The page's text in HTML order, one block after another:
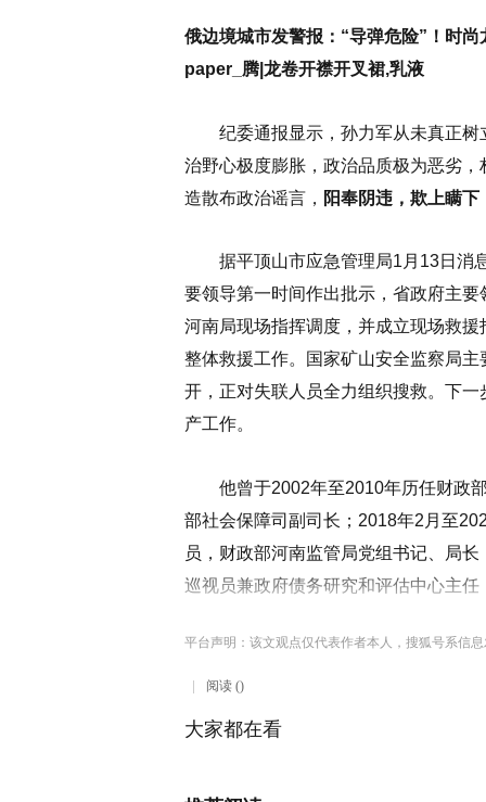
俄边境城市发警报：“导弹危险”！时
paper_腾|龙卷开襟开叉裙,乳液
纪委通报显示，孙力军从未真正树
治野心极度膨胀，政治品质极为恶劣
造散布政治谣言， 阳奉阴违，欺上瞒下
据平顶山市应急管理局1月13日消息
要领导第一时间作出批示，省政府主
河南局现场指挥调度，并成立现场救
整体救援工作。国家矿山安全监察局
开，正对失联人员全力组织搜救。下
产工作。
他曾于2002年至2010年历任财政部
部社会保障司副司长；2018年2月至
员，财政部河南监管局党组书记、局
巡视员兼政府债务研究和评估中心主
平台声明：该文观点仅代表作者本人，搜狐号系信
阅读 ()
大家都在看